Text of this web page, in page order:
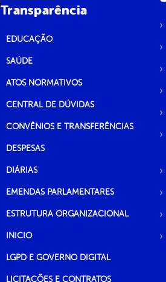
Transparência
EDUCAÇÃO
SAÚDE
ATOS NORMATIVOS
CENTRAL DE DÚVIDAS
CONVÊNIOS E TRANSFERÊNCIAS
DESPESAS
DIÁRIAS
EMENDAS PARLAMENTARES
ESTRUTURA ORGANIZACIONAL
INICIO
LGPD E GOVERNO DIGITAL
LICITAÇÕES E CONTRATOS